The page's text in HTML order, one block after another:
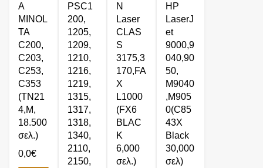
A
MINOL
TA
C200,
C203,
C253,
C353
(TN21
4,M,
18.500
σελ.)
0,0€
PSC1
200,
1205,
1209,
1210,
1216,
1219,
1315,
1317,
1318,
1340,
2110,
2150,
N
Laser
CLAS
S
3175,3
170,FA
X
L1000
(FX6
BLAC
K
6,000
σελ.)
HP
LaserJ
et
9000,9
040,90
50,
M9040
,M905
0(C85
43X
Black
30,000
σελ)